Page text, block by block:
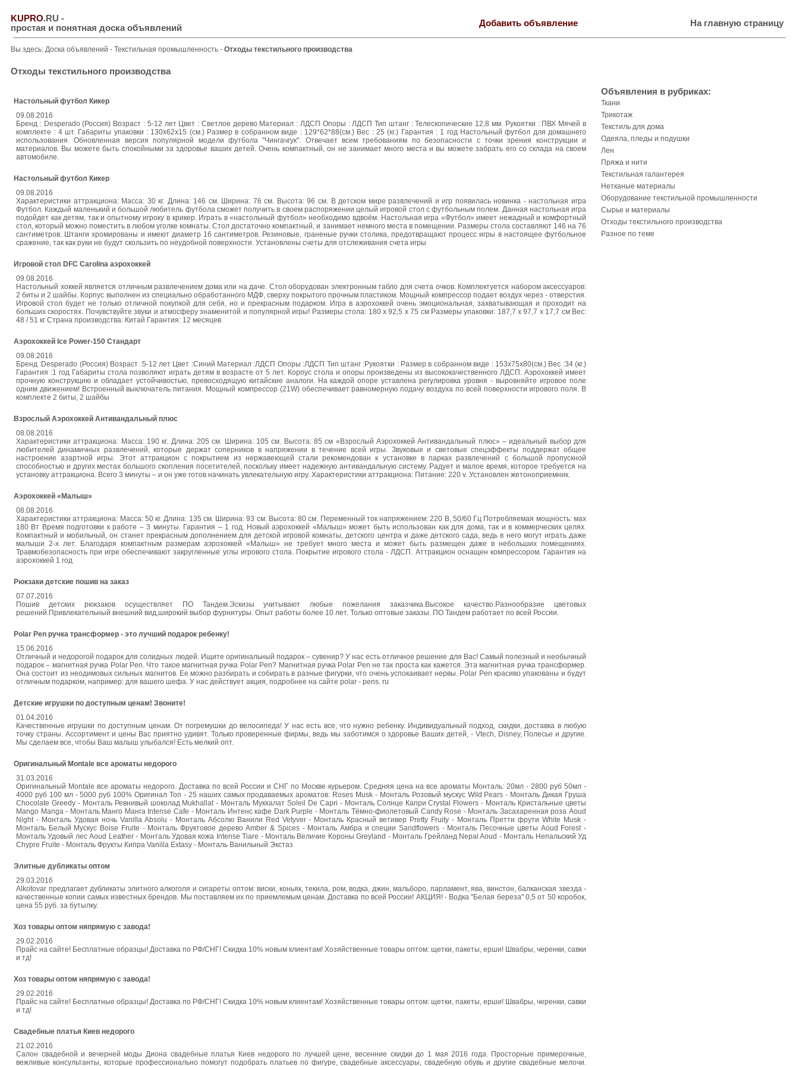
KUPRO.RU -
простая и понятная доска объявлений
Добавить объявление На главную страницу
Вы здесь: Доска объявлений - Текстильная промышленность - Отходы текстильного производства
Отходы текстильного производства
Настольный футбол Кикер
09.08.2016
Бренд : Desperado (Россия) Возраст : 5-12 лет Цвет : Светлое дерево Материал : ЛДСП Опоры : ЛДСП Тип штанг : Телескопические 12,8 мм. Рукоятки : ПВХ Мячей в
комплекте : 4 шт. Габариты упаковки : 130х62х15 (см.) Размер в собранном виде : 129*62*88(см.) Вес : 25 (кг.) Гарантия : 1 год Настольный футбол для домашнего
использования. Обновленная версия популярной модели футбола "Чингачгук". Отвечает всем требованиям по безопасности с точки зрения конструкции и
материалов. Вы можете быть спокойными за здоровье ваших детей. Очень компактный, он не занимает много места и вы можете забрать его со склада на своем
автомобиле.
Настольный футбол Кикер
09.08.2016
Характеристики аттракциона: Масса: 30 кг. Длина: 146 см. Ширина: 76 см. Высота: 96 см. В детском мире развлечений и игр появилась новинка - настольная игра
Футбол. Каждый маленький и большой любитель футбола сможет получить в своем распоряжении целый игровой стол с футбольным полем. Данная настольная игра
подойдет как детям, так и опытному игроку в крикер. Играть в «настольный футбол» необходимо вдвоём. Настольная игра «Футбол» имеет нежадный и комфортный
стол, который можно поместить в любом уголке комнаты. Стол достаточно компактный, и занимает немного места в помещении. Размеры стола составляют 146 на 76
сантиметров. Штанги хромированы и имеют диаметр 16 сантиметров. Резиновые, граненые ручки столика, предотвращают процесс игры в настоящее футбольное
сражение, так как руки не будут скользить по неудобной поверхности. Установлены счеты для отслеживания счета игры
Игровой стол DFC Carolina аэрохоккей
09.08.2016
Настольный хоккей является отличным развлечением дома или на даче. Стол оборудован электронным табло для счета очков. Комплектуется набором аксессуаров:
2 биты и 2 шайбы. Корпус выполнен из специально обработанного МДФ, сверху покрытого прочным пластиком. Мощный компрессор подает воздух через - отверстия.
Игровой стол будет не только отличной покупкой для себя, но и прекрасным подарком. Игра в аэрохоккей очень эмоциональная, захватывающая и проходит на
больших скоростях. Почувствуйте звуки и атмосферу знаменитой и популярной игры! Размеры стола: 180 х 92,5 х 75 см Размеры упаковки: 187,7 х 97,7 х 17,7 см Вес:
48 / 51 кг Страна производства: Китай Гарантия: 12 месяцев
Аэрохоккей Ice Power-150 Стандарт
09.08.2016
Бренд :Desperado (Россия) Возраст :5-12 лет Цвет :Синий Материал :ЛДСП Опоры :ЛДСП Тип штанг :Рукоятки : Размер в собранном виде : 153х75х80(см.) Вес :34 (кг.)
Гарантия :1 год Габариты стола позволяют играть детям в возрасте от 5 лет. Корпус стола и опоры произведены из высококачественного ЛДСП. Аэрохоккей имеет
прочную конструкцию и обладает устойчивостью, превосходящую китайские аналоги. На каждой опоре уставлена регулировка уровня - выровняйте игровое поле
одним движением! Встроенный выключатель питания. Мощный компрессор (21W) обеспечивает равномерную подачу воздуха по всей поверхности игрового поля. В
комплекте 2 биты, 2 шайбы
Взрослый Аэрохоккей Антивандальный плюс
08.08.2016
Характеристики аттракциона: Масса: 190 кг. Длина: 205 см. Ширина: 105 см. Высота: 85 см «Взрослый Аэрохоккей Антивандальный плюс» – идеальный выбор для
любителей динамичных развлечений, которые держат соперников в напряжении в течение всей игры. Звуковые и световые спецэффекты поддержат общее
настроение азартной игры. Этот аттракцион с покрытием из нержавеющей стали рекомендован к установке в парках развлечений с большой пропускной
способностью и других местах большого скопления посетителей, поскольку имеет надежную антивандальную систему. Радует и малое время, которое требуется на
установку аттракциона. Всего 3 минуты – и он уже готов начинать увлекательную игру. Характеристики аттракциона: Питание: 220 v. Установлен жетоноприемник.
Аэрохоккей «Малыш»
08.08.2016
Характеристики аттракциона: Масса: 50 кг. Длина: 135 см. Ширина: 93 см. Высота: 80 см. Переменный ток напряжением: 220 В, 50/60 Гц Потребляемая мощность: мах
180 Вт Время подготовки к работе – 3 минуты. Гарантия – 1 год. Новый аэрохоккей «Малыш» может быть использован как для дома, так и в коммерческих целях.
Компактный и мобильный, он станет прекрасным дополнением для детской игровой комнаты, детского центра и даже детского сада, ведь в него могут играть даже
малыши 2-х лет. Благодаря компактным размерам аэрохоккей «Малыш» не требует много места и может быть размещен даже в небольших помещениях.
Травмобезопасность при игре обеспечивают закругленные углы игрового стола. Покрытие игрового стола - ЛДСП. Аттракцион оснащен компрессором. Гарантия на
аэрохоккей 1 год
Рюкзаки детские пошив на заказ
07.07.2016
Пошив детских рюкзаков осуществляет ПО Тандем.Эскизы учитывают любые пожелания заказчика.Высокое качество.Разнообразие цветовых
решений.Привлекательный внешний вид,широкий выбор фурнитуры. Опыт работы более 10 лет. Только оптовые заказы. ПО Тандем работает по всей России.
Polar Pen ручка трансформер - это лучший подарок ребенку!
15.06.2016
Отличный и недорогой подарок для солидных людей. Ищите оригинальный подарок – сувенир? У нас есть отличное решение для Вас! Самый полезный и необычный
подарок – магнитная ручка Polar Pen. Что такое магнитная ручка Polar Pen? Магнитная ручка Polar Pen не так проста как кажется. Эта магнитная ручка трансформер.
Она состоит из неодимовых сильных магнитов. Ее можно разбирать и собирать в разные фигурки, что очень успокаивает нервы. Polar Pen красиво упакованы и будут
отличным подарком, например: для вашего шефа. У нас действует акция, подробнее на сайте polar - pens. ru
Детские игрушки по доступным ценам! Звоните!
01.04.2016
Качественные игрушки по доступным ценам. От погремушки до велосипеда! У нас есть все, что нужно ребенку. Индивидуальный подход, скидки, доставка в любую
точку страны. Ассортимент и цены Вас приятно удивят. Только проверенные фирмы, ведь мы заботимся о здоровье Ваших детей, - Vtech, Disney, Полесье и другие.
Мы сделаем все, чтобы Ваш малыш улыбался! Есть мелкий опт.
Оригинальный Montale все ароматы недорого
31.03.2016
Оригинальный Montale все ароматы недорого. Доставка по всей России и СНГ по Москве курьером. Средняя цена на все ароматы Монталь: 20мл - 2800 руб 50мл -
4000 руб 100 мл - 5000 руб 100% Оригинал Топ - 25 наших самых продаваемых ароматов: Roses Musk - Монталь Розовый мускус Wild Pears - Монталь Дикая Груша
Chocolate Greedy - Монталь Ревнивый шоколад Mukhallat - Монталь Мукхалат Soleil De Capri - Монталь Солнце Капри Crystal Flowers - Монталь Кристальные цветы
Mango Manga - Монталь Манго Манга Intense Cafe - Монталь Интенс кафе Dark Purple - Монталь Тёмно-фиолетовый Candy Rose - Монталь Засахаренная роза Aoud
Night - Монталь Удовая ночь Vanilla Absolu - Монталь Абсолю Ванили Red Vetyver - Монталь Красный ветивер Pretty Fruity - Монталь Претти фрути White Musk -
Монталь Белый Мускус Boise Fruite - Монталь Фруктовое дерево Amber & Spices - Монталь Амбра и специи Sandflowers - Монталь Песочные цветы Aoud Forest -
Монталь Удовый лес Aoud Leather - Монталь Удовая кожа Intense Tiare - Монталь Величие Короны Greyland - Монталь Грейланд Nepal Aoud - Монталь Непальский Уд
Chypre Fruite - Монталь Фрукты Кипра Vanilla Extasy - Монталь Ванильный Экстаз
Элитные дубликаты оптом
29.03.2016
Alkotovar предлагает дубликаты элитного алкоголя и сигареты оптом: виски, коньяк, текила, ром, водка, джин, мальборо, парламент, ява, винстон, балканская звезда -
качественные копии самых известных брендов. Мы поставляем их по приемлемым ценам. Доставка по всей России! АКЦИЯ! - Водка "Белая береза" 0,5 от 50 коробок,
цена 55 руб. за бутылку.
Хоз товары оптом няпрямую с завода!
29.02.2016
Прайс на сайте! Бесплатные образцы! Доставка по РФ/СНГ! Скидка 10% новым клиентам! Хозяйственные товары оптом: щетки, пакеты, ерши! Швабры, черенки, савки
и тд!
Хоз товары оптом няпрямую с завода!
29.02.2016
Прайс на сайте! Бесплатные образцы! Доставка по РФ/СНГ! Скидка 10% новым клиентам! Хозяйственные товары оптом: щетки, пакеты, ерши! Швабры, черенки, савки
и тд!
Свадебные платья Киев недорого
21.02.2016
Салон свадебной и вечерней моды Диона свадебные платья Киев недорого по лучшей цене, весенние скидки до 1 мая 2016 года. Просторные примерочные,
вежливые консультанты, которые профессионально помогут подобрать платьев по фигуре, свадебные аксессуары, свадебную обувь и другие свадебные мелочи.
Объявления в рубриках:
Ткани
Трикотаж
Текстиль для дома
Одеяла, пледы и подушки
Лен
Пряжа и нити
Текстильная галантерея
Нетканые материалы
Оборудование текстильной промышленности
Сырье и материалы
Отходы текстильного производства
Разное по теме